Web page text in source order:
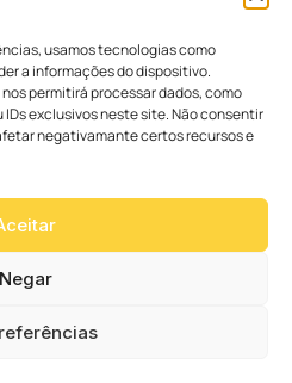
usamos tecnologias como
a informações do dispositivo.
permitirá processar dados, como
exclusivos neste site. Não consentir
negativamante certos recursos e
Negar
Cúria Diocesana
Fundo Diocesano
Vicariatos da Educação
Eventos